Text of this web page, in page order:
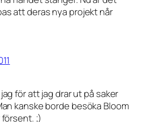
att deras nya projekt når
för att jag drar ut på saker
kanske borde besöka Bloom
;)